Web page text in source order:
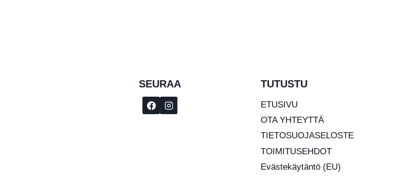
SEURAA TUTUSTU
ETUSIVU
OTA YHTEYTTÄ
TIETOSUOJASELOSTE
TOIMITUSEHDOT
Evästekäytäntö (EU)